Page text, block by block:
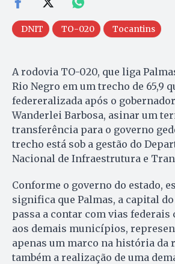
DNIT TO-020 Tocantins
A rodovia TO-020, que liga
Rio Negro em um trecho de 65,9
federeralizada após o
Wanderlei Barbosa, asinar um
transferência para o governo
trecho está sob a gestão do
Nacional de Infraestrutura e
Conforme o governo do estado,
significa que Palmas, a capital
passa a contar com vias federais
aos demais municípios,
apenas um marco na história da
também a realização de uma